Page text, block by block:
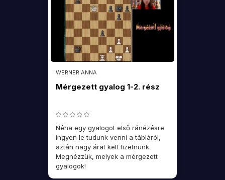
WERNER ANNA
Mérgezett gyalog 1-2. rész
Néha egy gyalogot első ránézésre
ingyen le tudunk venni a tábláról,
aztán nagy árat kell fizetnünk.
Megnézzük, melyek a mérgezett
gyalogok!